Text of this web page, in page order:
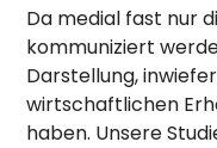
Da medial fast nur
kommuniziert
Darstellung,
wirtschaftlichen
haben. Unsere